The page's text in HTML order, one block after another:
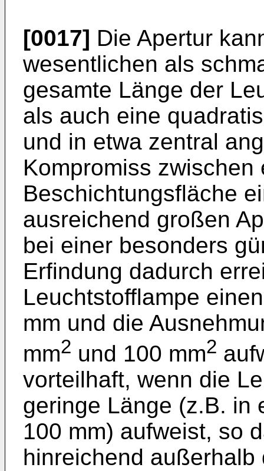
[0017] Die Apertur
wesentlichen als
gesamte Länge der
als auch eine
und in etwa zentral
Kompromiss
Beschichtungsfläche
ausreichend großen
bei einer besonders
Erfindung dadurch
Leuchtstofflampe
mm und die
mm2 und 100 mm2
vorteilhaft, wenn die
geringe Länge (z.B. in
100 mm) aufweist, so
hinreichend